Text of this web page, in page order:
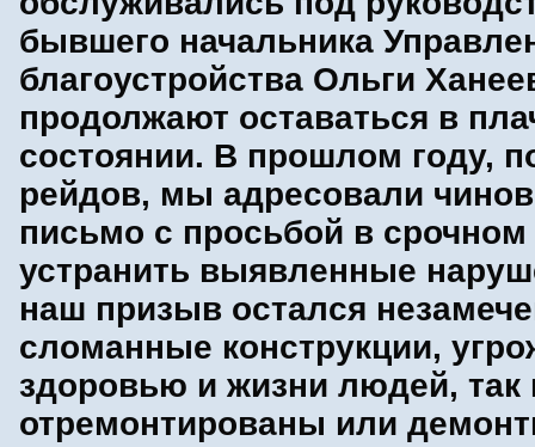
бывшего начальника
благоустройства Ольги
продолжают оставаться в
состоянии. В прошлом году,
рейдов, мы адресовали
письмо с просьбой в срочном
устранить выявленные
наш призыв остался
сломанные конструкции,
здоровью и жизни людей,
отремонтированы или